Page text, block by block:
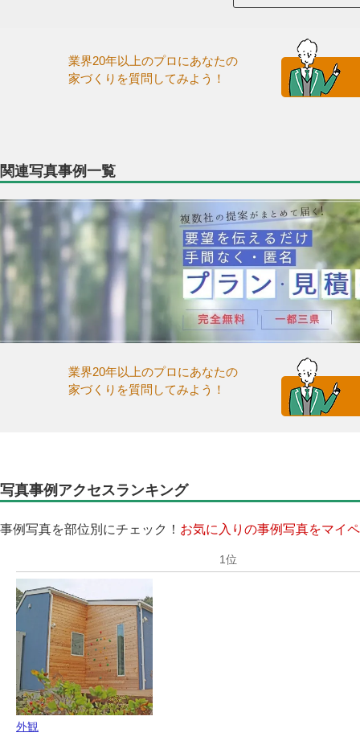
業界20年以上のプロにあなたの
家づくりを質問してみよう！
関連写真事例一覧
業界20年以上のプロにあなたの
家づくりを質問してみよう！
写真事例アクセスランキング
事例写真を部位別にチェック！ お気に入りの事例写真をマイ
外観